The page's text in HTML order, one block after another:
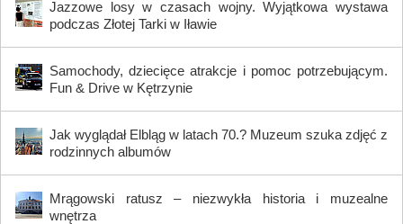
Jazzowe losy w czasach wojny. Wyjątkowa wystawa
podczas Złotej Tarki w Iławie
Samochody, dziecięce atrakcje i pomoc potrzebującym.
Fun & Drive w Kętrzynie
Jak wyglądał Elbląg w latach 70.? Muzeum szuka zdjęć z
rodzinnych albumów
Mrągowski ratusz – niezwykła historia i muzealne
wnętrza